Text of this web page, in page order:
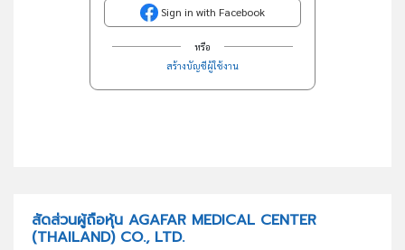
Sign in with Facebook
หรือ
สร้างบัญชีผู้ใช้งาน
สัดส่วนผู้ถือหุ้น AGAFAR MEDICAL CENTER
(THAILAND) CO., LTD.